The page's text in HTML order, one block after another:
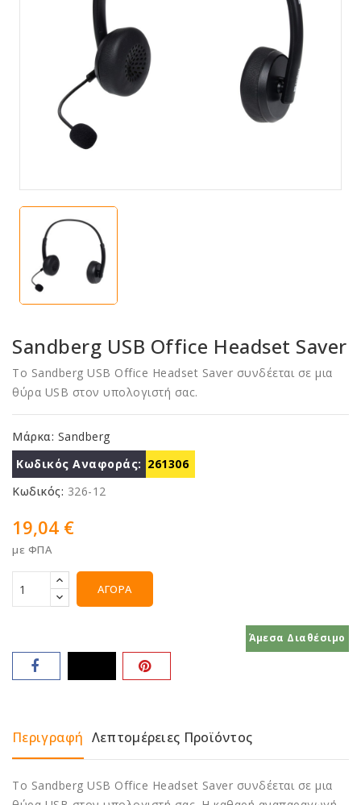
Sandberg USB Office Headset Saver
Το Sandberg USB Office Headset Saver συνδέεται σε μια
θύρα USB στον υπολογιστή σαc.
Μάρκα: Sandberg
Κωδικός Αναφοράς: 261306
Κωδικός: 326-12
19,04 €
με ΦΠΑ
ΑΓΟΡΆ
Άμεσα Διαθέσιμο
Περιγραφή Λεπτομέρειες Προϊόντος
Το Sandberg USB Office Headset Saver συνδέεται σε μια